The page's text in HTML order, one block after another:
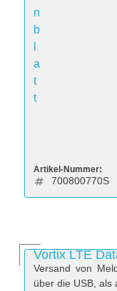
n
b
a
t
t
Artikel-Nummer:
700800770S
Vortix LTE
Versand von
über die USB, als